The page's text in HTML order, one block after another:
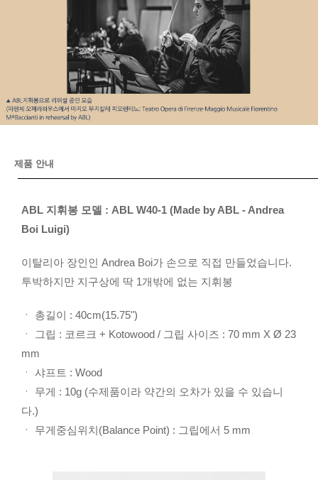
제품 안내
ABL 지휘봉 모델 : ABL W40-1 (Made by ABL - Andrea
Boi Luigi)
이탈리아 장인인 Andrea Boi가 손으로 직접 만들었습니다.
투박하지만 지구상에 딱 1개밖에 없는 지휘봉
ㆍ 총길이 : 40cm(15.75")
ㆍ 그립 : 코르크 + Kotowood / 그립 사이즈 : 70 mm X Ø 23
mm
ㆍ 샤프트 : Wood
ㆍ 무게 : 10g (수제품이라 약간의 오차가 있을 수 있습니
다.)
ㆍ 무게중심위치(Balance Point) : 그립에서 5 mm